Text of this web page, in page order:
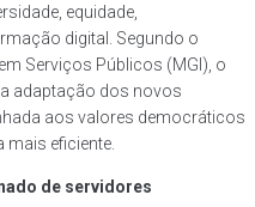
equidade,
digital. Segundo o
Serviços Públicos (MGI), o
adaptação dos novos
aos valores democráticos
eficiente.
de servidores